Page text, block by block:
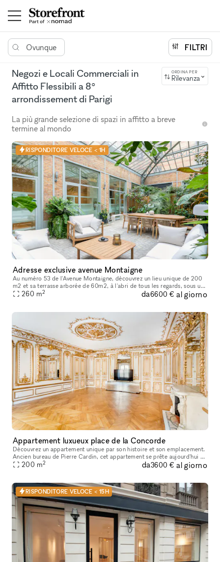
Ovunque FILTRI
Negozi e Locali Commerciali in
Affitto Flessibili a 8°
arrondissement di Parigi
ORDINA PER
Rilevanza
La più grande selezione di spazi in affitto a breve
termine al mondo
RISPONDITORE VELOCE < 1H
Adresse exclusive avenue Montaigne
Au numéro 53 de l'Avenue Montaigne, découvrez un lieu unique de 200
m2 et sa terrasse arborée de 60m2, à l'abri de tous les regards, sous une
magnifique verrière dans un écrin de verdure tropicale.
260 m2 da6600 € al giorno
Appartement luxueux place de la Concorde
Découvrez un appartement unique par son histoire et son emplacement.
Ancien bureau de Pierre Cardin, cet appartement se prête aujourd'hui à
l'organisation de vos événements prestigieux. Idéalement pl
200 m2 da3600 € al giorno
RISPONDITORE VELOCE < 15H